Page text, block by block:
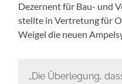
Dezernent für Bau- und
stellte in Vertretung für
Weigel die neuen
„Die Überlegung,